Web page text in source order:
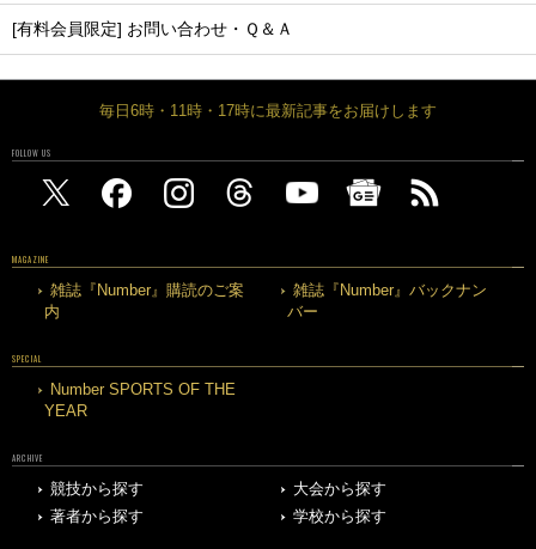
[有料会員限定] お問い合わせ・Ｑ＆Ａ
毎日6時・11時・17時に最新記事をお届けします
FOLLOW US
MAGAZINE
雑誌『Number』購読のご案
内
雑誌『Number』バックナン
バー
SPECIAL
Number SPORTS OF THE
YEAR
ARCHIVE
競技から探す
大会から探す
著者から探す
学校から探す